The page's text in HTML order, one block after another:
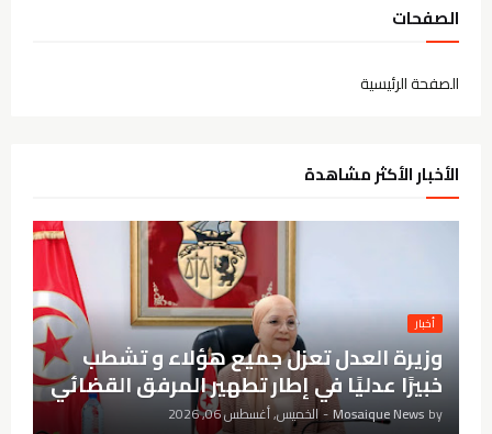
الصفحات
الصفحة الرئيسية
الأخبار الأكثر مشاهدة
أخبار
وزيرة العدل تعزل جميع هؤلاء و تشطب
خبيرًا عدليًا في إطار تطهير المرفق القضائي
by
Mosaique News
- الخميس, أغسطس 06, 2026